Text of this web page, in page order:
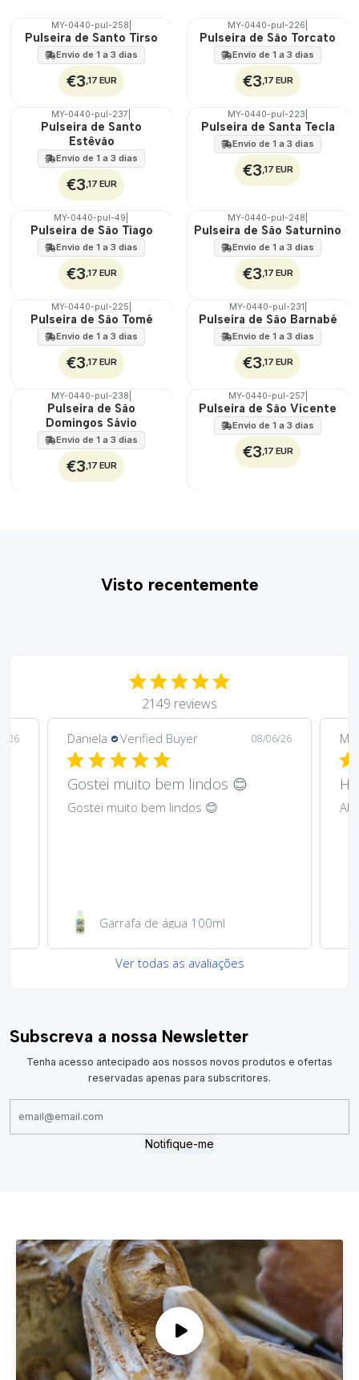
🇵🇹
100%
MY-0440-pul-258
Pulseira de Santo Tirso
Envio de 1 a 3 dias
€3,17 EUR
🇵🇹
100%
MY-0440-pul-226
Pulseira de São Torcato
Envio de 1 a 3 dias
€3,17 EUR
🇵🇹
MY-0440-pul-237
Pulseira de Santo
Estêvão
Envio de 1 a 3 dias
€3,17 EUR
🇵🇹
100%
MY-0440-pul-223
Pulseira de Santa Tecla
Envio de 1 a 3 dias
€3,17 EUR
🇵🇹
100%
MY-0440-pul-49
Pulseira de São Tiago
Envio de 1 a 3 dias
€3,17 EUR
🇵🇹
100%
MY-0440-pul-248
Pulseira de São Saturnino
Envio de 1 a 3 dias
€3,17 EUR
🇵🇹
100%
MY-0440-pul-225
Pulseira de São Tomé
Envio de 1 a 3 dias
€3,17 EUR
🇵🇹
100%
MY-0440-pul-231
Pulseira de São Barnabé
Envio de 1 a 3 dias
€3,17 EUR
100%
MY-0440-pul-238
Pulseira de São
Domingos Sávio
Envio de 1 a 3 dias
€3,17 EUR
🇵🇹
100%
MY-0440-pul-257
Pulseira de São Vicente
Envio de 1 a 3 dias
€3,17 EUR
Visto recentemente
2149 reviews
26 Daniela Verified Buyer 08/06/26
Gostei muito bem lindos 😊
Gostei muito bem lindos 😊
Garrafa de água 100ml
Ver todas as avaliações
Subscreva a nossa Newsletter
Tenha acesso antecipado aos nossos novos produtos e ofertas
reservadas apenas para subscritores.
Notifique-me